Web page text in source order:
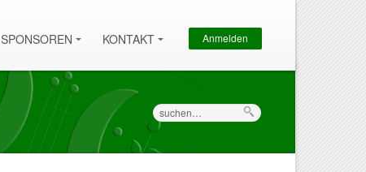
Sekundärmenü
Anmelden
SPONSOREN KONTAKT
Suche